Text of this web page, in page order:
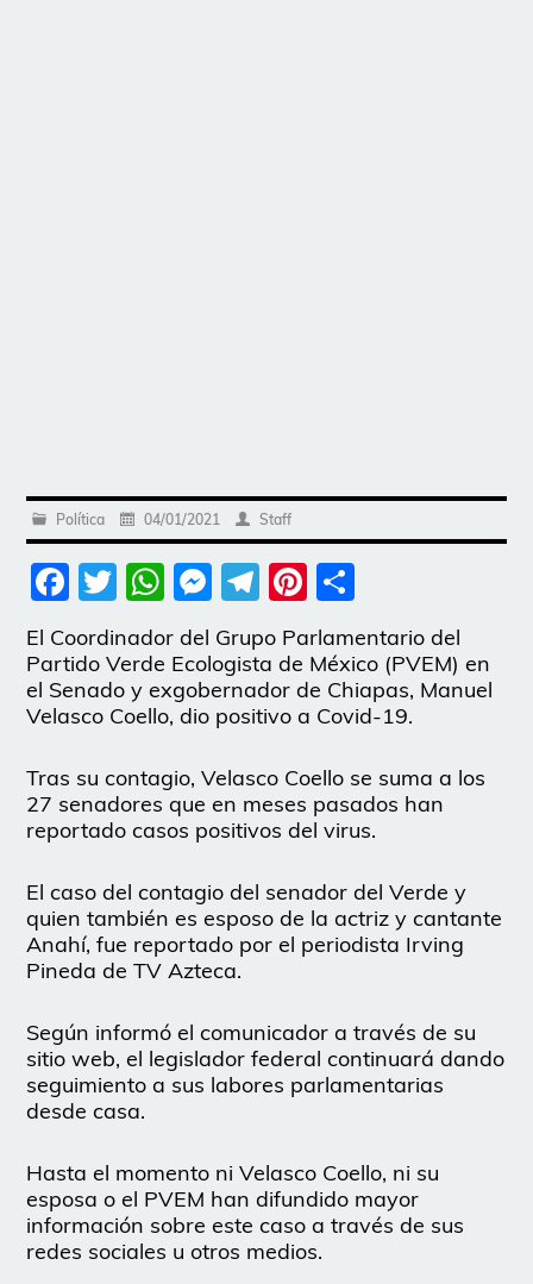
Política 04/01/2021 Staff
Facebook
Twitter
WhatsApp
Messenger
Telegram
Pinterest
El Coordinador del Grupo Parlamentario del
Partido Verde Ecologista de México (PVEM) en
el Senado y exgobernador de Chiapas, Manuel
Velasco Coello, dio positivo a Covid-19.
Tras su contagio, Velasco Coello se suma a los
27 senadores que en meses pasados han
reportado casos positivos del virus.
El caso del contagio del senador del Verde y
quien también es esposo de la actriz y cantante
Anahí, fue reportado por el periodista Irving
Pineda de TV Azteca.
Según informó el comunicador a través de su
sitio web, el legislador federal continuará dando
seguimiento a sus labores parlamentarias
desde casa.
Hasta el momento ni Velasco Coello, ni su
esposa o el PVEM han difundido mayor
información sobre este caso a través de sus
redes sociales u otros medios.